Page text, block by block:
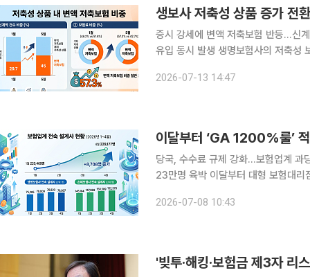
생보사 저축성 상품 증가 전
증시 강세에 변액 저축보험 반등…신
유입 동시 발생 생명보험사의 저축성 보험 신계약이 변액보험 판매 증가에 힘입어 반등했다. 최근
면 5월 기준 생보사 저축성 상품 신
2026-07-13 14:47
이달부터 ‘GA 1200%룰’
당국, 수수료 규제 강화…보험업계 과
23만명 육박 이달부터 대형 보험대리점(GA) 소속 설계사에게도 초년도 수수료를 제한하는
수료를 무기로 설계사를 끌어모았던
2026-07-08 10:43
'빚투·해킹·보험금 제3자 리